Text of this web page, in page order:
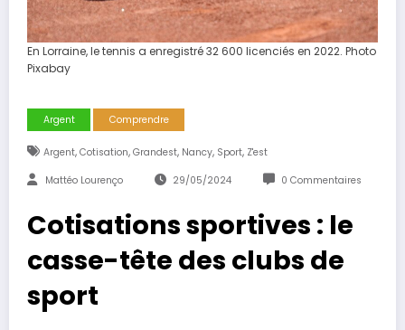
En Lorraine, le tennis a enregistré 32 600 licenciés en 2022. Photo
Pixabay
Argent Comprendre
Argent, Cotisation, Grandest, Nancy, Sport, Z'est
Mattéo Lourenço 29/05/2024 0 Commentaires
Cotisations sportives : le
casse-tête des clubs de
sport